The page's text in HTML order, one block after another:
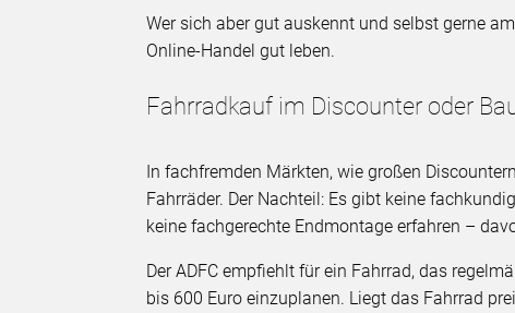
Wer sich aber gut auskennt und selbst gerne
Online-Handel gut leben.
Fahrradkauf im Discounter oder
In fachfremden Märkten, wie großen
Fahrräder. Der Nachteil: Es gibt keine
keine fachgerechte Endmontage erfahren –
Der ADFC empfiehlt für ein Fahrrad, das
bis 600 Euro einzuplanen. Liegt das Fahrrad